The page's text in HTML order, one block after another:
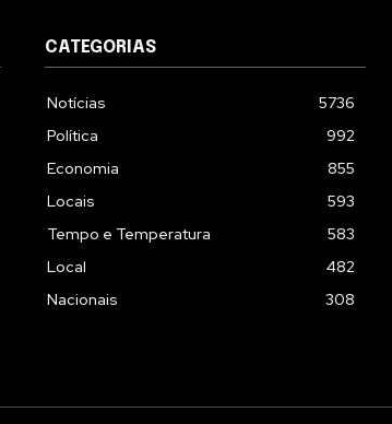
CATEGORIAS
Notícias
5736
Política
992
Economia
855
Locais
593
Tempo e Temperatura
583
Local
482
Nacionais
308